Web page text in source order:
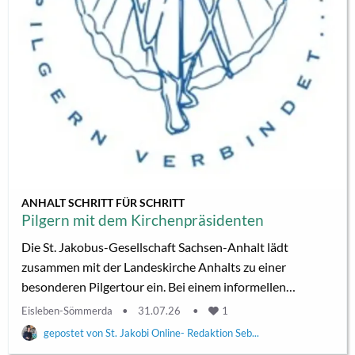
ANHALT SCHRITT FÜR SCHRITT
Pilgern mit dem Kirchenpräsidenten
Die St. Jakobus-Gesellschaft Sachsen-Anhalt lädt
zusammen mit der Landeskirche Anhalts zu einer
besonderen Pilgertour ein. Bei einem informellen
Gespräch im Landeskirchenamt Dessau-Roßlau hatte
Kirchenpräsident Karsten Wolkenhauer die Idee auf den
Weg gebracht (Glaube und Heimat online berichtete).
Eisleben-Sömmerda 31.07.26
1
St. Jakobi Online- Redaktion Seb...